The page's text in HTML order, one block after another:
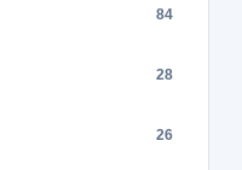
84
28
26